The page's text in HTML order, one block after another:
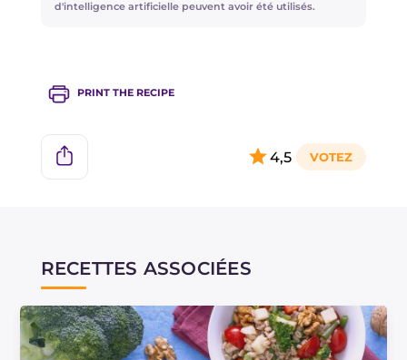
sauce d'accompagnement, vous pouvez
du yaourt grec aromatisé à la menthe et au
d'intelligence artificielle peuvent avoir été utilisés.
PRINT THE RECIPE
4,5
RECETTES ASSOCIÉES